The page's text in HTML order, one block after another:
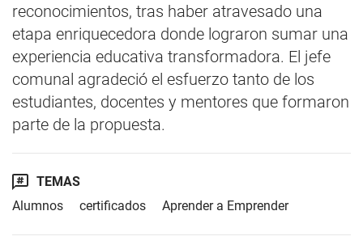
reconocimientos, tras haber atravesado una
etapa enriquecedora donde lograron sumar una
experiencia educativa transformadora. El jefe
comunal agradeció el esfuerzo tanto de los
estudiantes, docentes y mentores que formaron
parte de la propuesta.
TEMAS
Alumnos
certificados Aprender a Emprender